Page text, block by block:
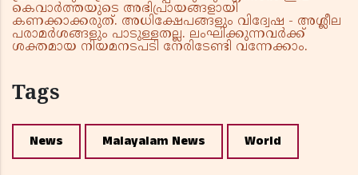
കെവാർത്തയുടെ അഭിപ്രായങ്ങളായി
കണക്കാക്കരുത്. അധിക്ഷേപങ്ങളും വിദ്വേഷ - അശ്ലീല
പരാമർശങ്ങളും പാടുള്ളതല്ല. ലംഘിക്കുന്നവർക്ക്
ശക്തമായ നിയമനടപടി നേരിടേണ്ടി വന്നേക്കാം.
Tags
News Malayalam News World